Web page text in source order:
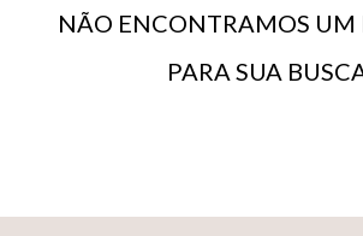
NÃO ENCONTRAMOS UM
PARA SUA